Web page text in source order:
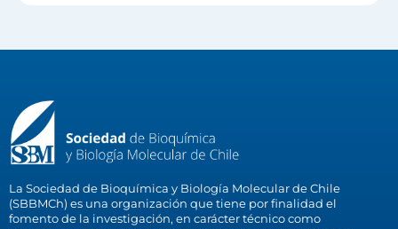
La Sociedad de Bioquímica y Biología Molecular de Chile
(SBBMCh) es una organización que tiene por finalidad el
fomento de la investigación, en carácter técnico como